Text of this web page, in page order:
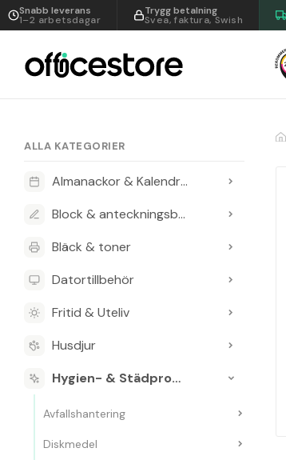
Snabb leverans
1–2 arbetsdagar
Trygg betalning
Svea, faktura, Swish
ALLA KATEGORIER
Almanackor & Kalendrar
Block & anteckningsböcker
Bläck & toner
Datortillbehör
Fritid & Uteliv
Husdjur
Hygien- & Städprodukter
Avfallshantering
Diskmedel